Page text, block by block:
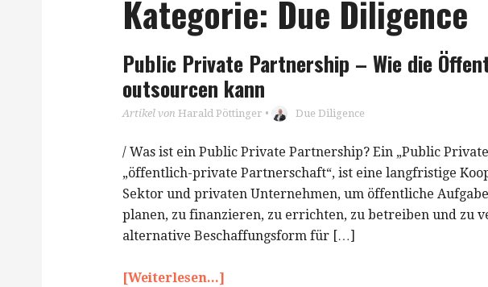
Kategorie: Due Diligence
Public Private Partnership – Wie die
outsourcen kann
Artikel von Harald Pöttinger • Due Diligence
/ Was ist ein Public Private Partnership? Ein „Public
„öffentlich-private Partnerschaft“, ist eine langfristige
Sektor und privaten Unternehmen, um öffentliche
planen, zu finanzieren, zu errichten, zu betreiben und zu
alternative Beschaffungsform für […]
[Weiterlesen...]